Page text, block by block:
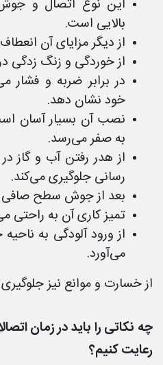
این نوع اتصال و
بالایی است.
از دیگر مزایای آن
از خوردگی و زنگ زدگی
در برابر ضربه و فشار
خود نشان دهد.
نصب آن بسیار آسان
به صفر می‌رسد.
از هدر رفتن آب و گاز
رسانی جلوگیری می‌کند.
بعد از جوش سطح
تمیز کاری آن به راحتی
از ورود آلودگی به
می‌آورد.
از خسارت و موانع نیز
چه نکاتی را باید در زمان
رعایت کنیم؟